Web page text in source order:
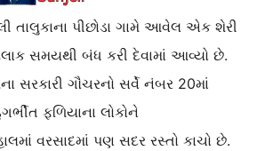
તાલુકાના પીછોડા ગામે આવેલ એક શેરી
સમયથી બંધ કરી દેવામાં આવ્યો છે.
સરકારી ગૌચરનો સર્વે નંબર 20માં
ફળિયાના લોકોને
વરસાદમાં પણ સદર રસ્તો કાચો છે.